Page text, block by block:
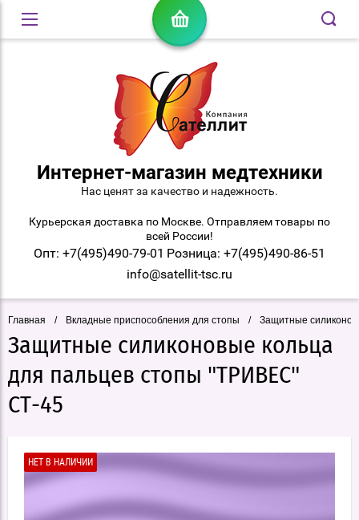
Интернет-магазин медтехники
Нас ценят за качество и надежность.
Курьерская доставка по Москве. Отправляем товары по
всей России!
Опт: +7(495)490-79-01 Розница: +7(495)490-86-51
info@satellit-tsc.ru
Главная / Вкладные приспособления для стопы / Защитные
Защитные силиконовые кольца
для пальцев стопы "ТРИВЕС"
СТ-45
НЕТ В НАЛИЧИИ